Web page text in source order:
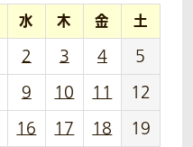
水 木 金 土
2 3 4
5
9 10 11
12
16 17 18
19